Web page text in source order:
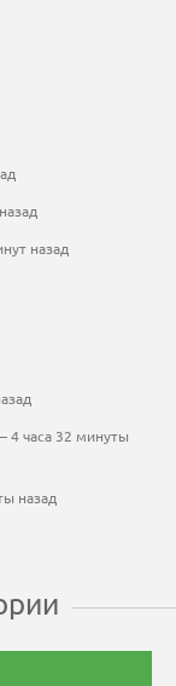
назад
4 часа 32 минуты
назад